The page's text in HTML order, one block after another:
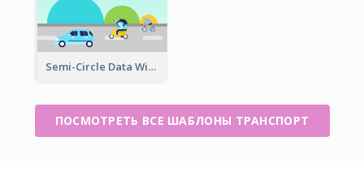
Semi-Circle Data With Illustration
ПОСМОТРЕТЬ ВСЕ ШАБЛОНЫ ТРАНСПОРТ